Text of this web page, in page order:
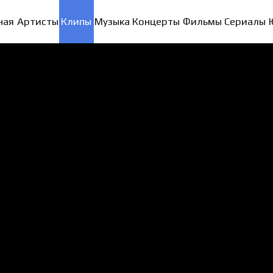
Артисты Клипы Музыка Концерты Фильмы Сериалы